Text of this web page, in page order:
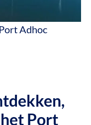
Adhoc
Port